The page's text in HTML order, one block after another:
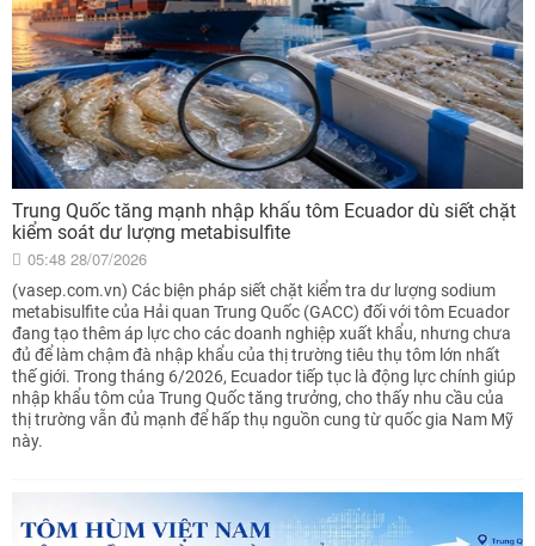
Trung Quốc tăng mạnh nhập khẩu tôm Ecuador dù siết chặt
kiểm soát dư lượng metabisulfite
05:48 28/07/2026
(vasep.com.vn) Các biện pháp siết chặt kiểm tra dư lượng sodium
metabisulfite của Hải quan Trung Quốc (GACC) đối với tôm Ecuador
đang tạo thêm áp lực cho các doanh nghiệp xuất khẩu, nhưng chưa
đủ để làm chậm đà nhập khẩu của thị trường tiêu thụ tôm lớn nhất
thế giới. Trong tháng 6/2026, Ecuador tiếp tục là động lực chính giúp
nhập khẩu tôm của Trung Quốc tăng trưởng, cho thấy nhu cầu của
thị trường vẫn đủ mạnh để hấp thụ nguồn cung từ quốc gia Nam Mỹ
này.